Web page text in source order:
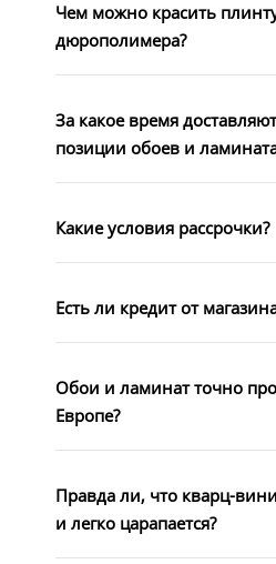
Чем можно красить
дюрополимера?
За какое время
позиции обоев и
Какие условия рассрочки?
Есть ли кредит от
Обои и ламинат точно
Европе?
Правда ли, что кварц-
и легко царапается?